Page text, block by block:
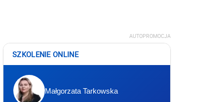
AUTOPROMOCJA
SZKOLENIE ONLINE
Małgorzata Tarkowska